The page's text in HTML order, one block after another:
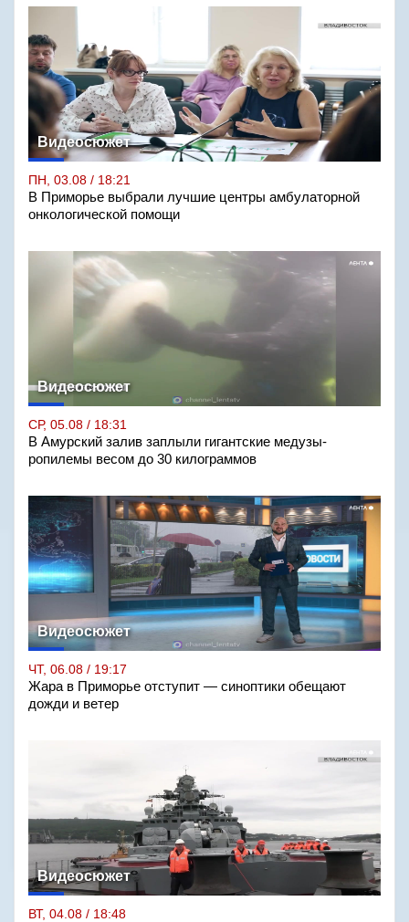
Видеосюжет
ПН, 03.08 / 18:21
В Приморье выбрали лучшие центры амбулаторной
онкологической помощи
Видеосюжет
СР, 05.08 / 18:31
В Амурский залив заплыли гигантские медузы-
ропилемы весом до 30 килограммов
Видеосюжет
ЧТ, 06.08 / 19:17
Жара в Приморье отступит — синоптики обещают
дожди и ветер
Видеосюжет
ВТ, 04.08 / 18:48